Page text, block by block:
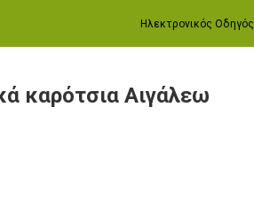
Ηλεκτρονικός Οδηγός
καρότσια Αιγάλεω